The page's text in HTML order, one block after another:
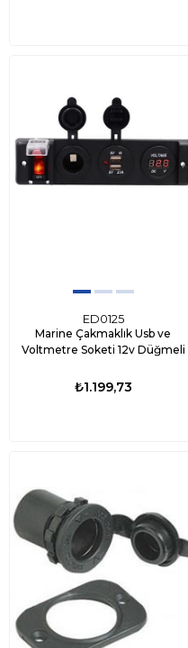
ED0125
Marine Çakmaklık Usb ve
Voltmetre Soketi 12v Düğmeli
₺1.199,73